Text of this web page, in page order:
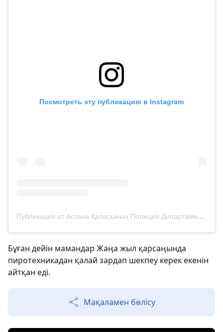
Посмотреть эту публикацию в Instagram
Публикация от Астана Қаласының Полиция Департаменті (@police__astana)
Бұған дейін мамандар Жаңа жыл қарсаңында
пиротехникадан қалай зардап шекпеу керек екенін
айтқан еді.
Мақаламен бөлісу